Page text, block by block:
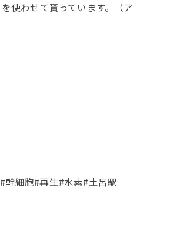
使わせて貰っています。（ア
幹細胞#再生#水素#土呂駅